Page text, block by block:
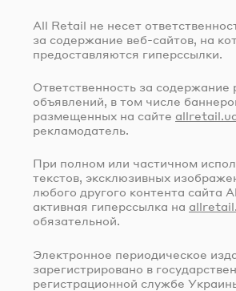
All Retail не несет
за содержание веб-сайтов, на
предоставляются гиперссылки.
Ответственность за содержание
объявлений, в том числе
размещенных на сайте
рекламодатель.
При полном или частичном
текстов, эксклюзивных
любого другого контента сайта
активная гиперссылка на
обязательной.
Электронное периодическое
зарегистрировано в
регистрационной службе